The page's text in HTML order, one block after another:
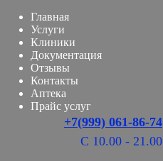
Главная
Услуги
Клиники
Документация
Отзывы
Контакты
Аптека
Прайс услуг
+7(999) 061-86-74
С 10.00 - 21.00